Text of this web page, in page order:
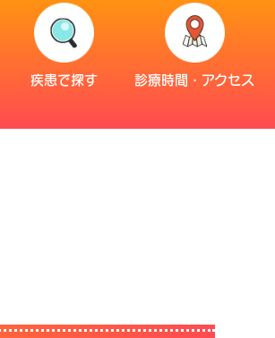
疾患で探す 診療時間・アクセス